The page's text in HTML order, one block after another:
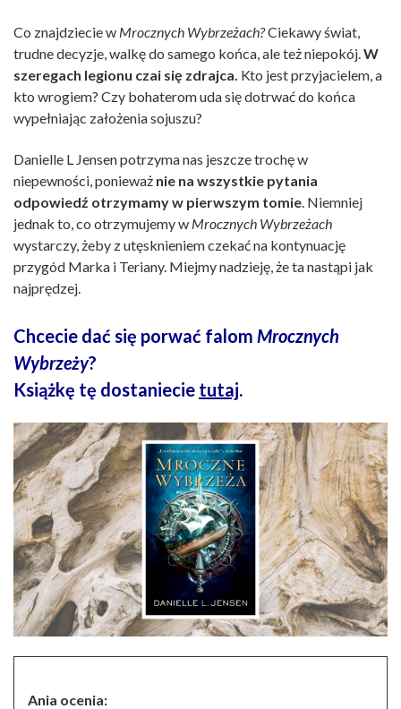
Co znajdziecie w Mrocznych Wybrzeżach?Ciekawy świat,
trudne decyzje, walkę do samego końca, ale też niepokój. W
szeregach legionu czai się zdrajca. Kto jest przyjacielem, a
kto wrogiem? Czy bohaterom uda się dotrwać do końca
wypełniając założenia sojuszu?
Danielle L Jensen potrzyma nas jeszcze trochę w
niepewności, ponieważ nie na wszystkie pytania
odpowiedź otrzymamy w pierwszym tomie . Niemniej
jednak to, co otrzymujemy w Mrocznych Wybrzeżach
wystarczy, żeby z utęsknieniem czekać na kontynuację
przygód Marka i Teriany. Miejmy nadzieję, że ta nastąpi jak
najprędzej.
Chcecie dać się porwać falom Mrocznych
Wybrzeży?
Książkę tę dostaniecie tutaj.
Ania ocenia: